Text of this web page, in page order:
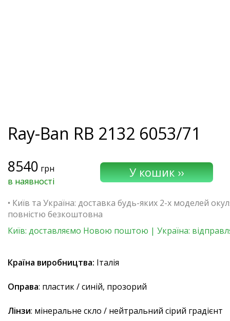
Ray-Ban RB 2132 6053/71
8540 грн
в наявності
• Київ та Україна: доставка будь-яких 2-х моделей
повністю безкоштовна
Київ: доставляємо Новою поштою | Україна:
Країна виробництва: Італія
Оправа: пластик / синій, прозорий
Лінзи: мінеральне скло / нейтральний сірий градієнт